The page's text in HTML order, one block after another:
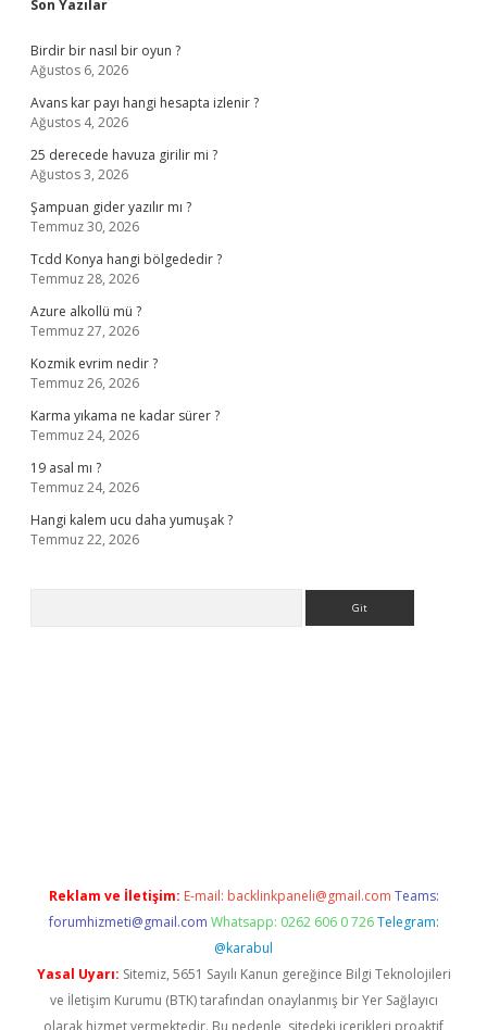
Son Yazılar
Birdir bir nasıl bir oyun ?
Ağustos 6, 2026
Avans kar payı hangi hesapta izlenir ?
Ağustos 4, 2026
25 derecede havuza girilir mi ?
Ağustos 3, 2026
Şampuan gider yazılır mı ?
Temmuz 30, 2026
Tcdd Konya hangi bölgededir ?
Temmuz 28, 2026
Azure alkollü mü ?
Temmuz 27, 2026
Kozmik evrim nedir ?
Temmuz 26, 2026
Karma yıkama ne kadar sürer ?
Temmuz 24, 2026
19 asal mı ?
Temmuz 24, 2026
Hangi kalem ucu daha yumuşak ?
Temmuz 22, 2026
Reklam ve İletişim: E-mail: backlinkpaneli@gmail.com Teams:
forumhizmeti@gmail.com Whatsapp: 0262 606 0 726 Telegram:
@karabul
Yasal Uyarı: Sitemiz, 5651 Sayılı Kanun gereğince Bilgi Teknolojileri
ve İletişim Kurumu (BTK) tarafından onaylanmış bir Yer Sağlayıcı
olarak hizmet vermektedir. Bu nedenle, sitedeki içerikleri proaktif